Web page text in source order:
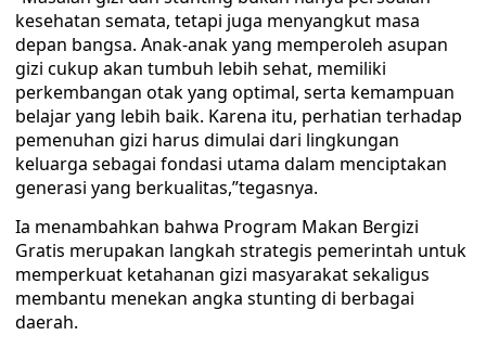
kesehatan semata, tetapi juga menyangkut masa
depan bangsa. Anak-anak yang memperoleh asupan
gizi cukup akan tumbuh lebih sehat, memiliki
perkembangan otak yang optimal, serta kemampuan
belajar yang lebih baik. Karena itu, perhatian terhadap
pemenuhan gizi harus dimulai dari lingkungan
keluarga sebagai fondasi utama dalam menciptakan
generasi yang berkualitas,”tegasnya.
Ia menambahkan bahwa Program Makan Bergizi
Gratis merupakan langkah strategis pemerintah untuk
memperkuat ketahanan gizi masyarakat sekaligus
membantu menekan angka stunting di berbagai
daerah.